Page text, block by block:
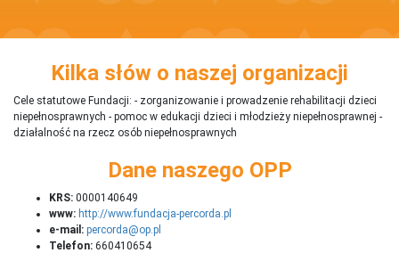
Kilka słów o naszej organizacji
Cele statutowe Fundacji: - zorganizowanie i prowadzenie rehabilitacji dzieci
niepełnosprawnych - pomoc w edukacji dzieci i młodzieży niepełnosprawnej -
działalność na rzecz osób niepełnosprawnych
Dane naszego OPP
KRS: 0000140649
www: http://www.fundacja-percorda.pl
e-mail: percorda@op.pl
Telefon: 660410654